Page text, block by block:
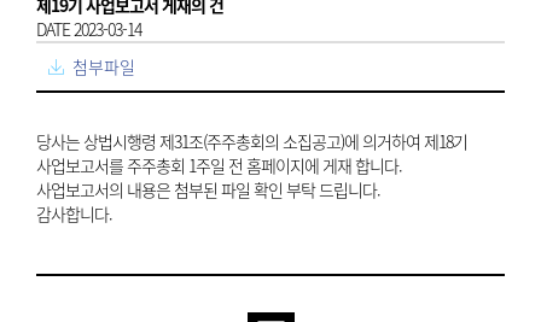
제19기 사업보고서 게재의 건
DATE 2023-03-14
첨부파일
당사는 상법시행령 제31조(주주총회의 소집공고)에 의거하여 제18기
사업보고서를 주주총회 1주일 전 홈페이지에 게재 합니다.
사업보고서의 내용은 첨부된 파일 확인 부탁 드립니다.
감사합니다.